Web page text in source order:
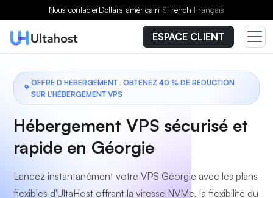
Nous contacterDollars américain $French Français
ESPACE CLIENT
OFFRE D'HÉBERGEMENT : OBTENEZ 40 % DE RÉDUCTION
SUR L'HÉBERGEMENT VPS
Hébergement VPS sécurisé et
rapide en Géorgie
Lancez instantanément votre VPS Géorgie avec les plans
flexibles d'UltaHost offrant la vitesse NVMe, la flexibilité du